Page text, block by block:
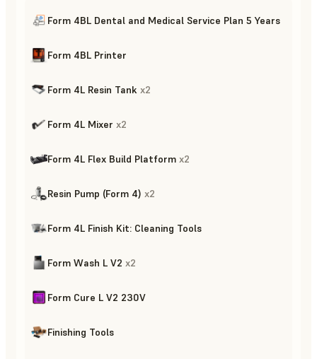
Form 4BL Dental and Medical Service Plan 5 Years
Form 4BL Printer
Form 4L Resin Tank x2
Form 4L Mixer x2
Form 4L Flex Build Platform x2
Resin Pump (Form 4) x2
Form 4L Finish Kit: Cleaning Tools
Form Wash L V2 x2
Form Cure L V2 230V
Finishing Tools